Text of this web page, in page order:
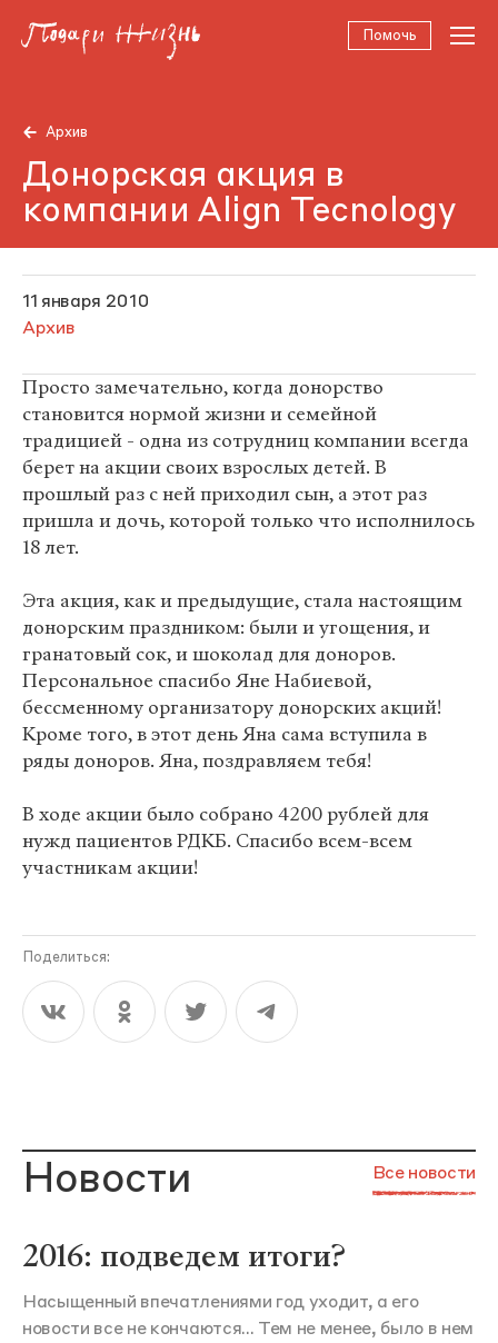
Помочь
Архив
Донорская акция в
компании Align Tecnology
11 января 2010
Архив
Просто замечательно, когда донорство
становится нормой жизни и семейной
традицией - одна из сотрудниц компании всегда
берет на акции своих взрослых детей. В
прошлый раз с ней приходил сын, а этот раз
пришла и дочь, которой только что исполнилось
18 лет.
Эта акция, как и предыдущие, стала настоящим
донорским праздником: были и угощения, и
гранатовый сок, и шоколад для доноров.
Персональное спасибо Яне Набиевой,
бессменному организатору донорских акций!
Кроме того, в этот день Яна сама вступила в
ряды доноров. Яна, поздравляем тебя!
В ходе акции было собрано 4200 рублей для
нужд пациентов РДКБ. Спасибо всем-всем
участникам акции!
Поделиться:
Новости Все новости
2016: подведем итоги?
Насыщенный впечатлениями год уходит, а его
новости все не кончаются... Тем не менее, было в нем